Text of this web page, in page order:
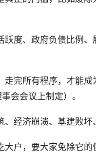
度、政府负债比例
完所有程序，才能
会会议上制定）。
、经济崩溃、基建败
户，要大家免除它